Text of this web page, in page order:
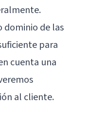
dominio de las
para
cuenta una
al cliente.